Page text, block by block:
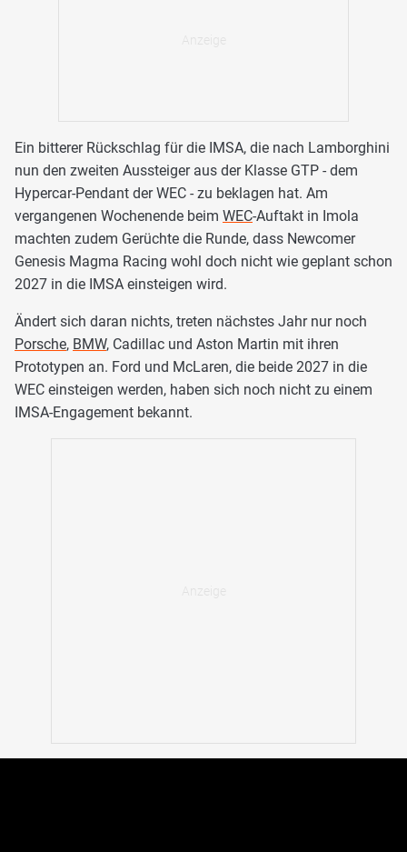
Ein bitterer Rückschlag für die IMSA, die nach Lamborghini
nun den zweiten Aussteiger aus der Klasse GTP - dem
Hypercar-Pendant der WEC - zu beklagen hat. Am
vergangenen Wochenende beim WEC-Auftakt in Imola
machten zudem Gerüchte die Runde, dass Newcomer
Genesis Magma Racing wohl doch nicht wie geplant schon
2027 in die IMSA einsteigen wird.
Ändert sich daran nichts, treten nächstes Jahr nur noch
Porsche, BMW, Cadillac und Aston Martin mit ihren
Prototypen an. Ford und McLaren, die beide 2027 in die
WEC einsteigen werden, haben sich noch nicht zu einem
IMSA-Engagement bekannt.